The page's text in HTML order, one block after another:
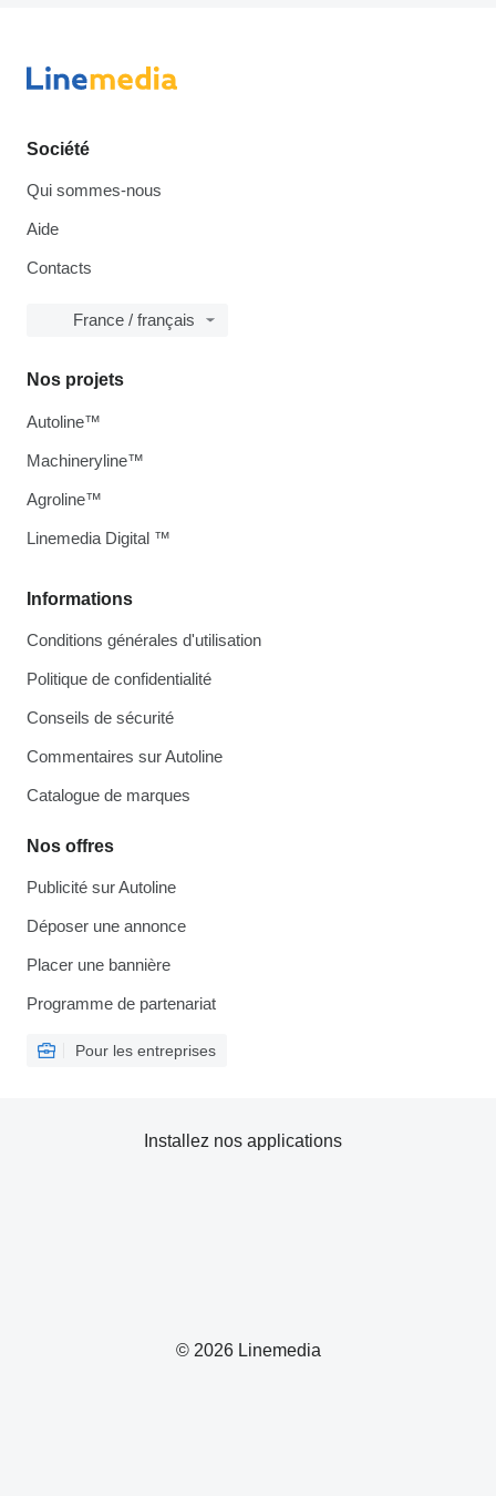
Société
Qui sommes-nous
Aide
Contacts
France / français
Informations
Conditions générales d'utilisation
Politique de confidentialité
Conseils de sécurité
Commentaires sur Autoline
Catalogue de marques
Nos offres
Publicité sur Autoline
Déposer une annonce
Placer une bannière
Programme de partenariat
Pour les entreprises
Nos projets
Autoline™
Machineryline™
Agroline™
Linemedia Digital ™
© 2026 Linemedia
Installez nos applications